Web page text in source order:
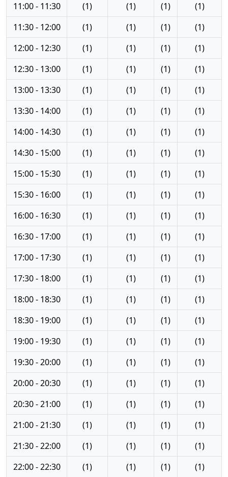
11:00 - 11:30
(1) (1) (1)
(1)
11:30 - 12:00
(1) (1) (1)
(1)
12:00 - 12:30
(1) (1) (1)
(1)
12:30 - 13:00
(1) (1) (1)
(1)
13:00 - 13:30
(1) (1) (1)
(1)
13:30 - 14:00
(1) (1) (1)
(1)
14:00 - 14:30
(1) (1) (1)
(1)
14:30 - 15:00
(1) (1) (1)
(1)
15:00 - 15:30
(1) (1) (1)
(1)
15:30 - 16:00
(1) (1) (1)
(1)
16:00 - 16:30
(1) (1) (1)
(1)
16:30 - 17:00
(1) (1) (1)
(1)
17:00 - 17:30
(1) (1) (1)
(1)
17:30 - 18:00
(1) (1) (1)
(1)
18:00 - 18:30
(1) (1) (1)
(1)
18:30 - 19:00
(1) (1) (1)
(1)
19:00 - 19:30
(1) (1) (1)
(1)
19:30 - 20:00
(1) (1) (1)
(1)
20:00 - 20:30
(1) (1) (1)
(1)
20:30 - 21:00
(1) (1) (1)
(1)
21:00 - 21:30
(1) (1) (1)
(1)
21:30 - 22:00
(1) (1) (1)
(1)
22:00 - 22:30
(1) (1) (1) (1)